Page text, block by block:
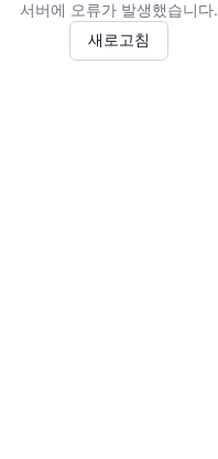
서버에 오류가 발생했습니다.
새로고침